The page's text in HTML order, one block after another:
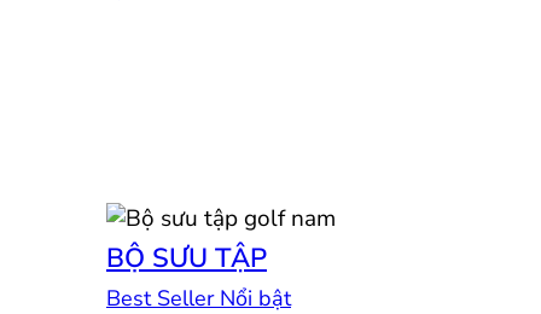
BỘ SƯU TẬP
Best Seller